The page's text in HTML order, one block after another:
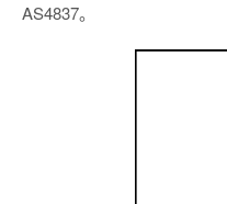
AS4837。